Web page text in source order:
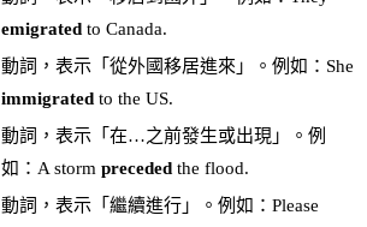
emigrated to Canada.
動詞，表示「從外國移居進來」。例如：She
immigrated to the US.
動詞，表示「在…之前發生或出現」。例
如：A storm preceded the flood.
動詞，表示「繼續進行」。例如：Please